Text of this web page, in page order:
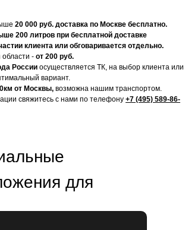
20 000 руб. доставка по Москве бесплатно.
200 литров при бесплатной доставке
клиента или обговаривается отдельно.
области - от 200 руб.
России осуществляется ТК, на выбор клиента или
вариант.
от Москвы, возможна нашим транспортом.
свяжитесь с нами по телефону +7 (495) 589-86-
для